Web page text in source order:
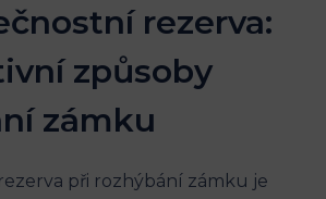
rezerva:
způsoby
zámku
při rozhýbání zámku je